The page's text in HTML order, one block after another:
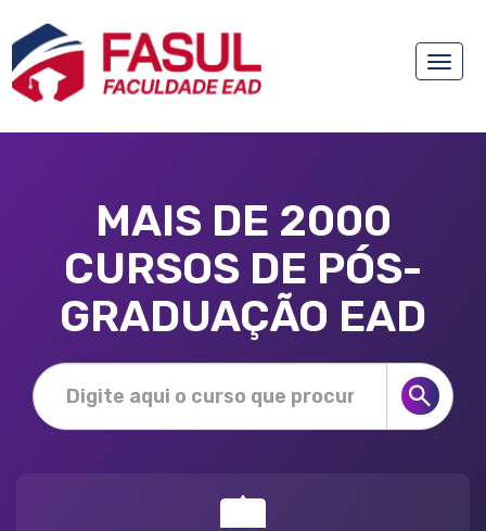
Toggle
MAIS DE 2000
CURSOS DE PÓS-
GRADUAÇÃO EAD